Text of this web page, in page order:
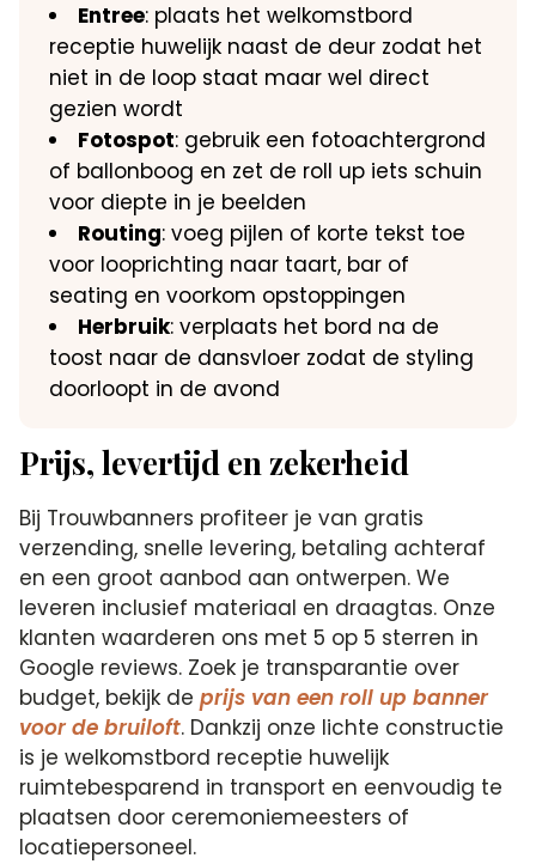
Entree: plaats het welkomstbord
receptie huwelijk naast de deur zodat het
niet in de loop staat maar wel direct
gezien wordt
Fotospot: gebruik een fotoachtergrond
of ballonboog en zet de roll up iets schuin
voor diepte in je beelden
Routing: voeg pijlen of korte tekst toe
voor looprichting naar taart, bar of
seating en voorkom opstoppingen
Herbruik: verplaats het bord na de
toost naar de dansvloer zodat de styling
doorloopt in de avond
Prijs, levertijd en zekerheid
Bij Trouwbanners profiteer je van gratis
verzending, snelle levering, betaling achteraf
en een groot aanbod aan ontwerpen. We
leveren inclusief materiaal en draagtas. Onze
klanten waarderen ons met 5 op 5 sterren in
Google reviews. Zoek je transparantie over
budget, bekijk deprijs van een roll up banner
voor de bruiloft. Dankzij onze lichte constructie
is je welkomstbord receptie huwelijk
ruimtebesparend in transport en eenvoudig te
plaatsen door ceremoniemeesters of
locatiepersoneel.